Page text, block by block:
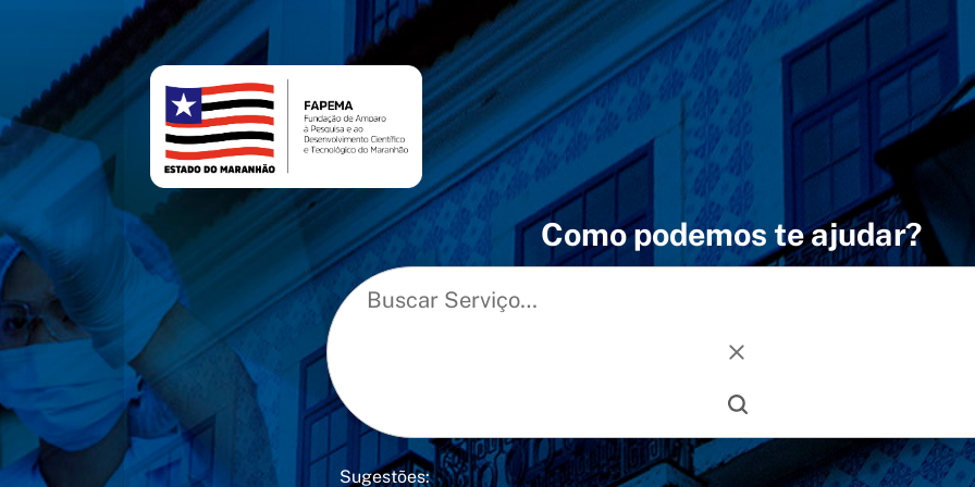
Como podemos te ajudar?
Sugestões: